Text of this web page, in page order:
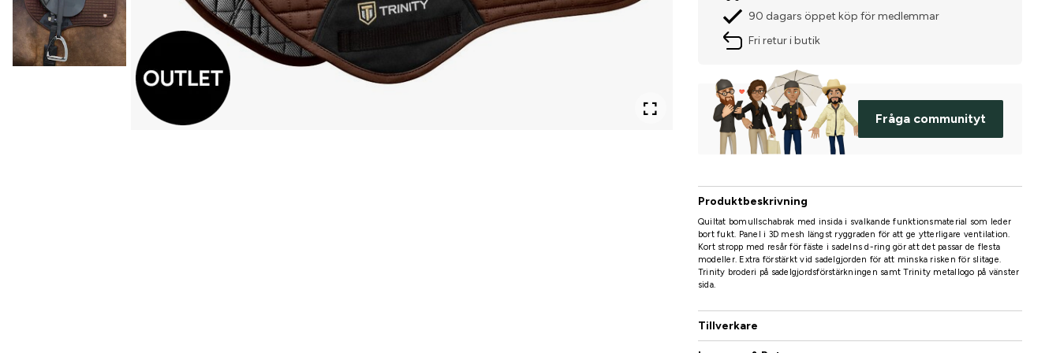
90 dagars öppet köp för medlemmar
Fri retur i butik
Fråga communityt
Produktbeskrivning
Quiltat bomullschabrak med insida i svalkande funktionsmaterial som leder
bort fukt. Panel i 3D mesh längst ryggraden för att ge ytterligare ventilation.
Kort stropp med resår för fäste i sadelns d-ring gör att det passar de flesta
modeller. Extra förstärkt vid sadelgjorden för att minska risken för slitage.
Trinity broderi på sadelgjordsförstärkningen samt Trinity metallogo på vänster
sida.
Tillverkare